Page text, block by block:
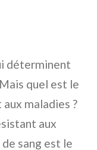
déterminent
quel est le
maladies ?
aux
sang est le